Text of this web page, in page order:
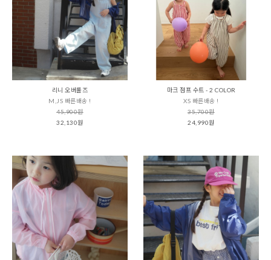
리니 오버롤즈
M,JS 빠른배송 !
45,900원
32,130원
마크 점프 수트 - 2 COLOR
XS 빠른배송 !
35,700원
24,990원